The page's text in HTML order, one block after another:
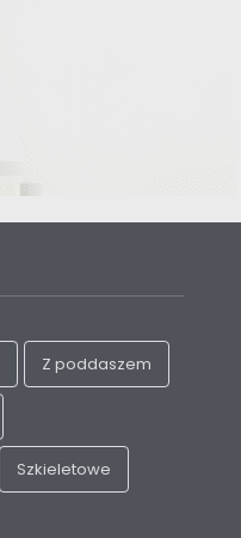
Z poddaszem
Szkieletowe